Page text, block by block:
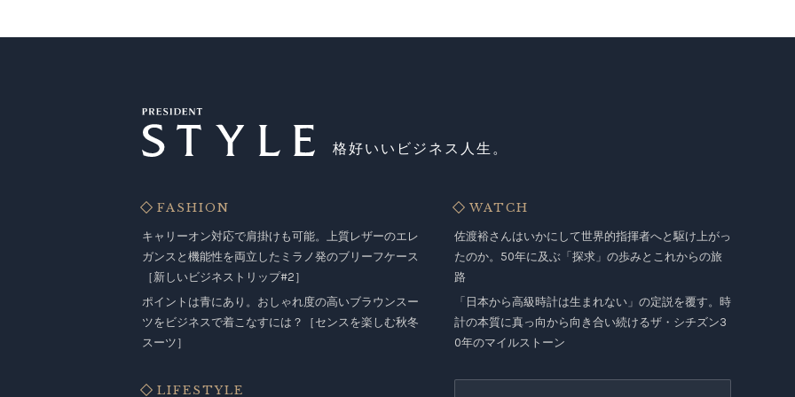
格好いいビジネス人生。
FASHION
キャリーオン対応で肩掛けも可能。上質レザーのエレ
ガンスと機能性を両立したミラノ発のブリーフケース
［新しいビジネストリップ#2］
ポイントは青にあり。おしゃれ度の高いブラウンスー
ツをビジネスで着こなすには？［センスを楽しむ秋冬
スーツ］
WATCH
佐渡裕さんはいかにして世界的指揮者へと駆け上がっ
たのか。50年に及ぶ「探求」の歩みとこれからの旅
路
「日本から高級時計は生まれない」の定説を覆す。時
計の本質に真っ向から向き合い続けるザ・シチズン3
0年のマイルストーン
LIFESTYLE